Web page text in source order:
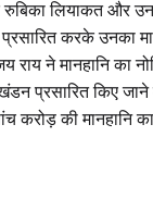
लियाकत और
करके उनका
राय ने मानहानि का
प्रसारित किए जाने
की मानहानि का